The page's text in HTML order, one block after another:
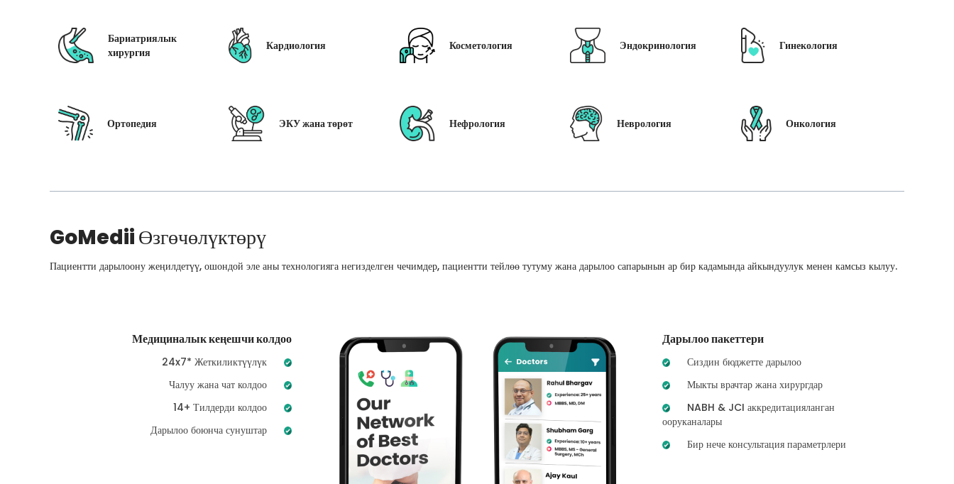
Бариатриялык
хирургия
Кардиология Косметология Эндокринология Гинекология
Ортопедия ЭКУ жана төрөт Нефрология Неврология Онкология
GoMediiӨзгөчөлүктөрү
Пациентти дарылоону жеңилдетүү, ошондой эле аны технологияга негизделген чечимдер, пациентти тейлөө тутуму жана дарылоо сапарынын ар бир кадамында айкындуулук менен камсыз кылуу.
Медициналык кеңешчи колдоо
24x7* Жеткиликтүүлүк
Чалуу жана чат колдоо
14+ Тилдерди колдоо
Дарылоо боюнча сунуштар
Дарылоо пакеттери
Сиздин бюджетте дарылоо
Мыкты врачтар жана хирургдар
NABH & JCI аккредитацияланган
ооруканалары
Бир нече консультация параметрлери